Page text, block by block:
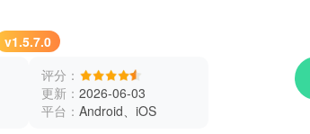
v1.5.7.0
评分：
更新： 2026-06-03
平台： Android、iOS